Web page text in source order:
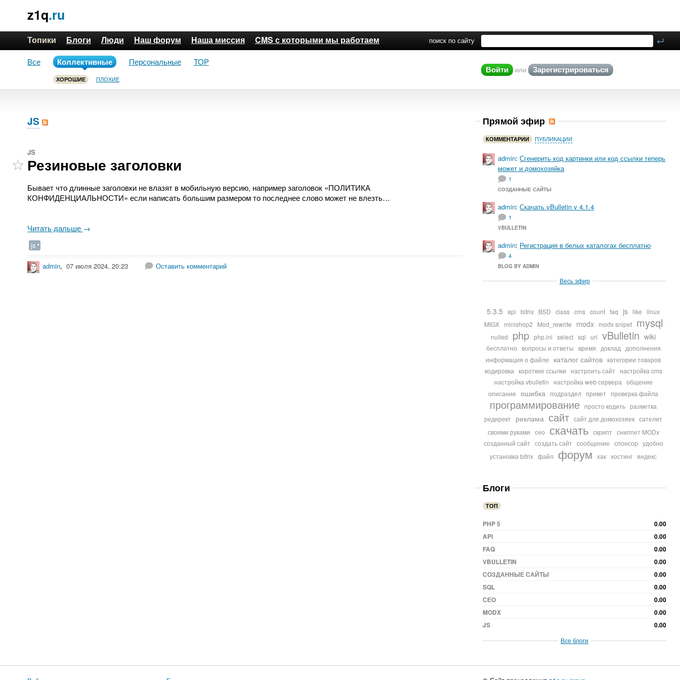
z1q.ru
поиск по сайту
Топики Блоги Люди Наш форум Наша миссия CMS с которыми мы работаем
Войти или Зарегистрироваться
Все Коллективные
ХОРОШИЕ ПЛОХИЕ
Персональные TOP
JS
JS
Резиновые заголовки
Бывает что длинные заголовки не влазят в мобильную версию, например заголовок «ПОЛИТИКА
КОНФИДЕНЦИАЛЬНОСТИ» если написать большим размером то последнее слово может не влезть…
Читать дальше →
js
admin, 07 июля 2024, 20:23 Оставить комментарий
Прямой эфир
КОММЕНТАРИИ ПУБЛИКАЦИИ
admin:Сгенерить код картинки или код ссылки теперь
может и домохозяйка
1
СОЗДАННЫЕ САЙТЫ
admin:Скачать vBulletin v 4.1.4
1
VBULLETIN
admin: Регистрация в белых каталогах бесплатно
4
BLOG BY ADMIN
Весь эфир
5.3.5 api bitrix BSD class cms count faq js like
linux
MIGX
minishop2 Mod_rewrite modx modx snipet mysql
nulled php php.ini select sql url vBulletin wiki
бесплатно вопросы и ответы время доклад
дополнения
информация о файле
каталог сайтов категории товаров
кодировка
короткие ссылки настроить сайт
настройка cms
настройка vbulletin
настройка web сервера общение
описание ошибка подраздел привет проверка файла
программирование просто кодить разметка
редирект реклама сайт сайт для домохозяек сателит
своими руками сео скачать скрипт сниппет MODx
созданный сайт создать сайт сообщение спонсор удобно
установка bitrix файл форум хак хостинг яндекс
Блоги
ТОП
0.00
PHP 5
0.00
API
0.00
FAQ
0.00
VBULLETIN
0.00
СОЗДАННЫЕ САЙТЫ
0.00
SQL
0.00
СЕО
0.00
MODX
0.00
JS
Все блоги